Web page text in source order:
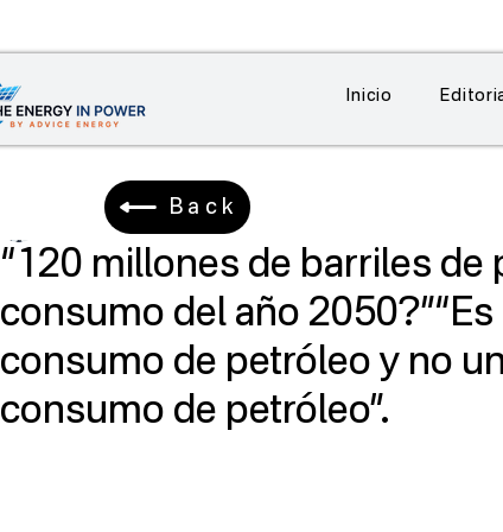
Inicio
“120 millones de barriles de
consumo del año
consumo de petróleo y no
consumo de petróleo”.
René Ortiz 3 min de lectura
Back